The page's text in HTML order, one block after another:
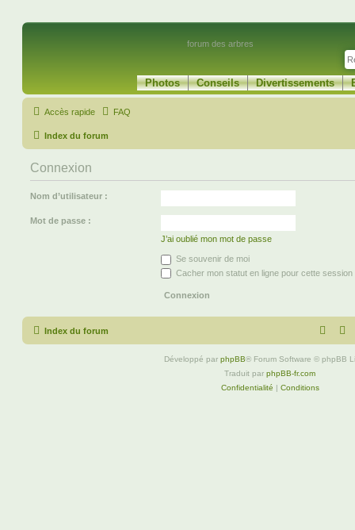
forum des arbres
Photos Conseils Divertissements
Accès rapide FAQ
Index du forum
Connexion
Nom d’utilisateur :
Mot de passe :
J’ai oublié mon mot de passe
Se souvenir de moi
Cacher mon statut en ligne pour cette session
Index du forum
Développé par phpBB® Forum Software © phpBB
Traduit par phpBB-fr.com
Confidentialité | Conditions